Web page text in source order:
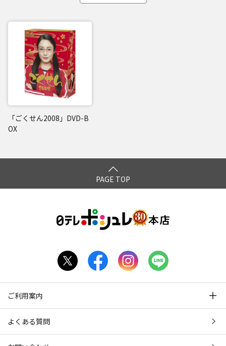
「ごくせん2008」DVD-B
OX
PAGE TOP
ご利用案内
よくある質問